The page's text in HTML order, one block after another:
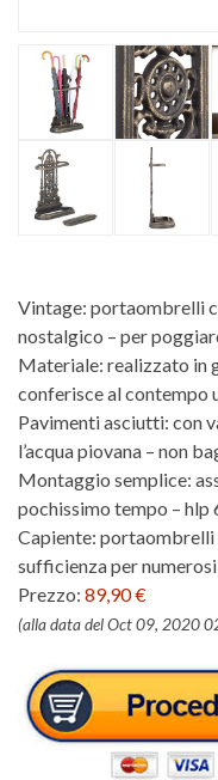
Vintage: portaombrelli
nostalgico – per
Materiale: realizzato in
conferisce al contempo
Pavimenti asciutti: con
l’acqua piovana – non
Montaggio semplice:
pochissimo tempo – hlp
Capiente:
sufficienza per
Prezzo: 89,90 €
(alla data del Oct 09, 2020